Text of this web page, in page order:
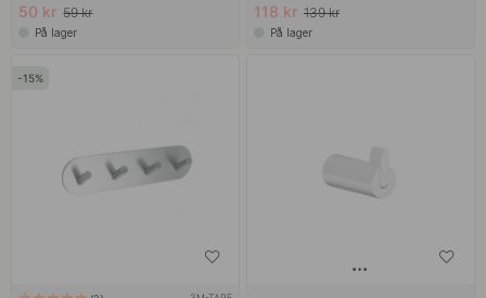
50 kr 59 kr
På lager
118 kr 139 kr
På lager
15